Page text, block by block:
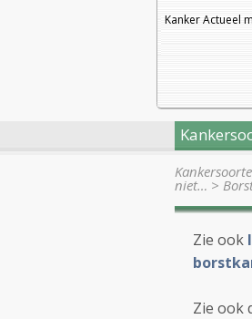
Kanker Actueel
niet… >
Zie ook
Zie ook